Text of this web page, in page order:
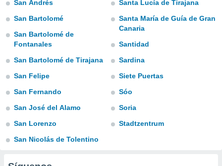
de
disponible
cookies
San Andrés
San Bartolomé
San Bartolomé de
Fontanales
San Bartolomé de Tirajana
San Felipe
San Fernando
San José del Alamo
San Lorenzo
San Nicolás de Tolentino
Santa Lucía de Tirajana
Santa María de Guía de Gran
Canaria
Santidad
Sardina
Siete Puertas
Sóo
Soria
Stadtzentrum